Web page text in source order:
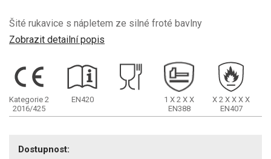
Šité rukavice s nápletem ze silné froté bavlny
Zobrazit detailní popis
Kategorie 2
2016/425
EN420 1 X 2 X X
EN388
X 2 X X X X
EN407
Dostupnost: